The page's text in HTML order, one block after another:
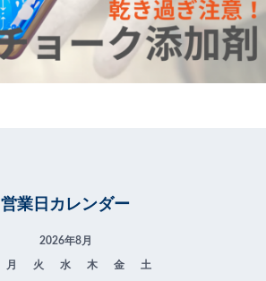
営業日カレンダー
2026年8月
月 火 水 木 金 土